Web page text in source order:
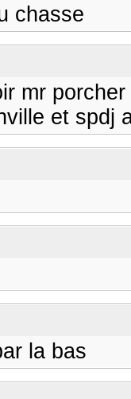
chasse
mr
et spdj
la bas